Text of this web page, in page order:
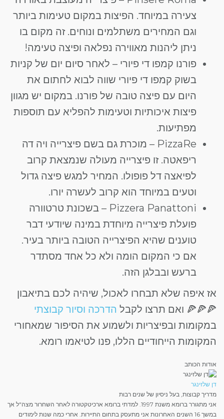
צעירה במיוחד. הפיצות במקום טעימות ביותר
וגם המחירים משתלמים ונוחים. זה מקום בו
ניתן ליהנות מאווירה נפלאה ופיצה טעימה!
פורנו קמפו די פיורי – לאחר סיום יום של קניות
בשוק קמפו די פיורי שווה לבוא לחתום את
היום עם פיצה טובה של פורנו. במקום יש מגוון
פיצות איכותיות וטעימות להפליא עם תוספות
מפתיעות.
PizzaRe – מוכרת גם בשם פיצרייה ויה דה
ריפאטה. זו פיצרייה מעולה שנמצאת קרוב
לפיאצה דל פופולו. המחיר למגש פיצה גדול
וטעים במיוחד הוא קרוב לעשרה יורו.
Pizzera Panattoni – בשכונת טרטוורה
פועלת פיצרייה מיוחדת במינה שיודעי דבר
טוענים שהיא הפיצרייה הטובה ביותר בעיר.
אם כי המקום הומה ולא כל אחד מסתדר
ברעש ובבלגן הזה.
אז איפה שלא תבחרו לאכול, שיהיה לכם בתיאבון
🍕🍕🍕 ואם תרצו לקבל הדרכה וסיור קבוצתי
במקומות ובפיצריות ולשמוע את הסיפור שמאחורי
המקומות הייחודיים הללו, פנו לטיאמו רומא.
אודות הכותב
דן שלזינגר
מדריך קבוצות, בעל ניסיון של שנים רבות
אני מתגורר ברומא משנת 1997. למדתי ברומא ארכיטקטורה לאחר השחרור מצה"ל אך
במשך 16 השנים האחרונות אני מתעסק בתחום התיירות. אחרי כמה שנות לימודים